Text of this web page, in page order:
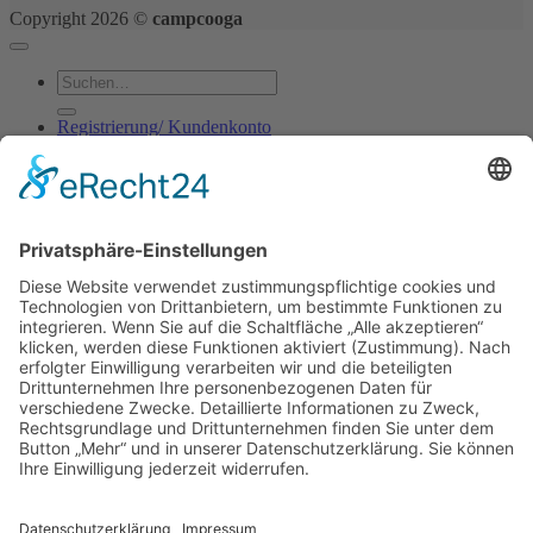
Copyright 2026 © campcooga
Suchen
nach:
Registrierung/ Kundenkonto
Kontakt
Blog
Anmelden
Benutzername oder E-Mail-Adresse*Erforderlich
Passwort *Erforderlich
Angemeldet bleiben Anmelden
Passwort vergessen?